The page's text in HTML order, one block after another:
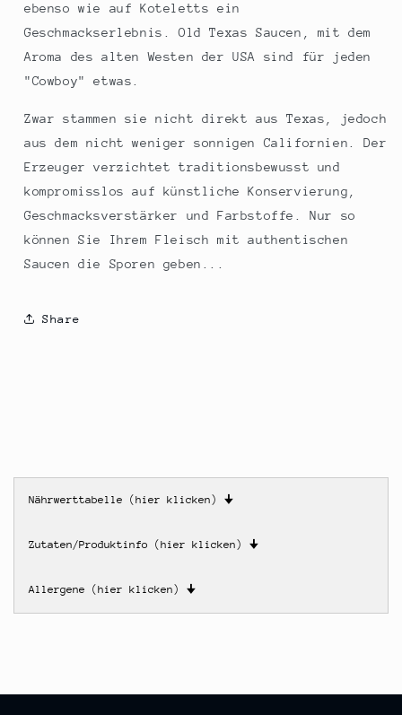
ebenso wie auf Koteletts ein
Geschmackserlebnis. Old Texas Saucen, mit dem
Aroma des alten Westen der USA sind für jeden
"Cowboy" etwas.
Zwar stammen sie nicht direkt aus Texas, jedoch
aus dem nicht weniger sonnigen Californien. Der
Erzeuger verzichtet traditionsbewusst und
kompromisslos auf künstliche Konservierung,
Geschmacksverstärker und Farbstoffe. Nur so
können Sie Ihrem Fleisch mit authentischen
Saucen die Sporen geben...
Share
Nährwerttabelle (hier klicken) 🠋
Zutaten/Produktinfo (hier klicken) 🠋
Allergene (hier klicken) 🠋